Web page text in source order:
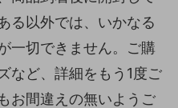
る以外では、いかなる
一切できません。ご購
など、詳細をもう1度ご
お間違えの無いようご